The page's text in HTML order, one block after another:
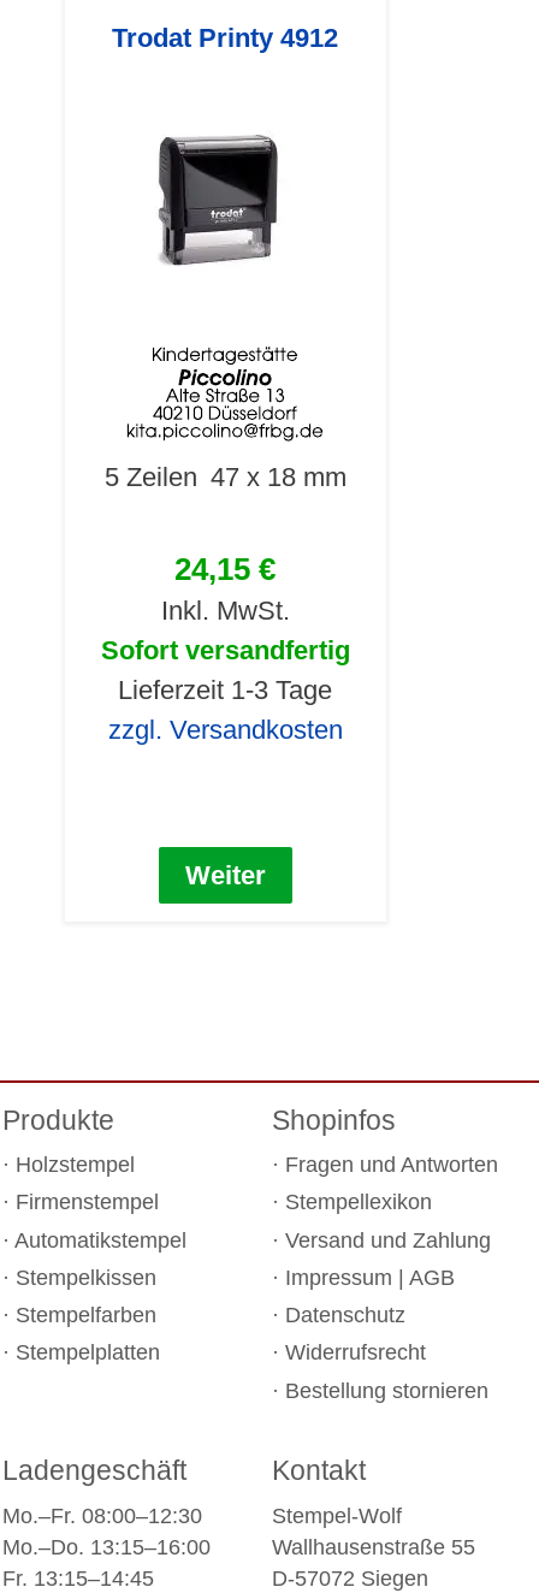
Trodat Printy 4912
5 Zeilen 47 x 18 mm
24,15 €
Inkl. MwSt.
Sofort versandfertig
Lieferzeit 1-3 Tage
zzgl. Versandkosten
Weiter
Produkte
Holzstempel
Firmenstempel
Automatikstempel
Stempelkissen
Stempelfarben
Stempelplatten
Shopinfos
Fragen und Antworten
Stempellexikon
Versand und Zahlung
Impressum | AGB
Datenschutz
Widerrufsrecht
Bestellung stornieren
Ladengeschäft
Mo.–Fr. 08:00–12:30
Mo.–Do. 13:15–16:00
Fr. 13:15–14:45
Kontakt
Stempel-Wolf
Wallhausenstraße 55
D-57072 Siegen